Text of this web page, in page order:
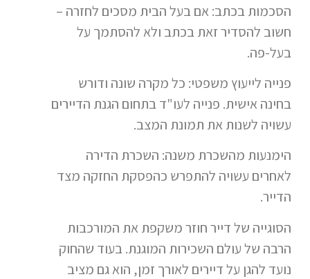
הסכמות בכתב: אם בעל הבית מסכים לחזרה –
חשוב להסדיר זאת בכתב ולא להסתמך על
בעל-פה.
פנייה לייעוץ משפטי: כל מקרה שונה ודורש
בחינה אישית. פנייה לעו"ד בתחום הגנת הדיירים
עשויה לשנות את תמונת המצב.
הימנעות מהשכרת משנה: השכרת הדירה
לאחרים עשויה להתפרש כהפסקת החזקה מצד
הדייר.
הסוגייה של דייר חוזר משקפת את המורכבות
הרבה של עולם השכירות המוגנת. בעוד שהחוק
נועד להגן על דיירים לאורך זמן, הוא גם מציב